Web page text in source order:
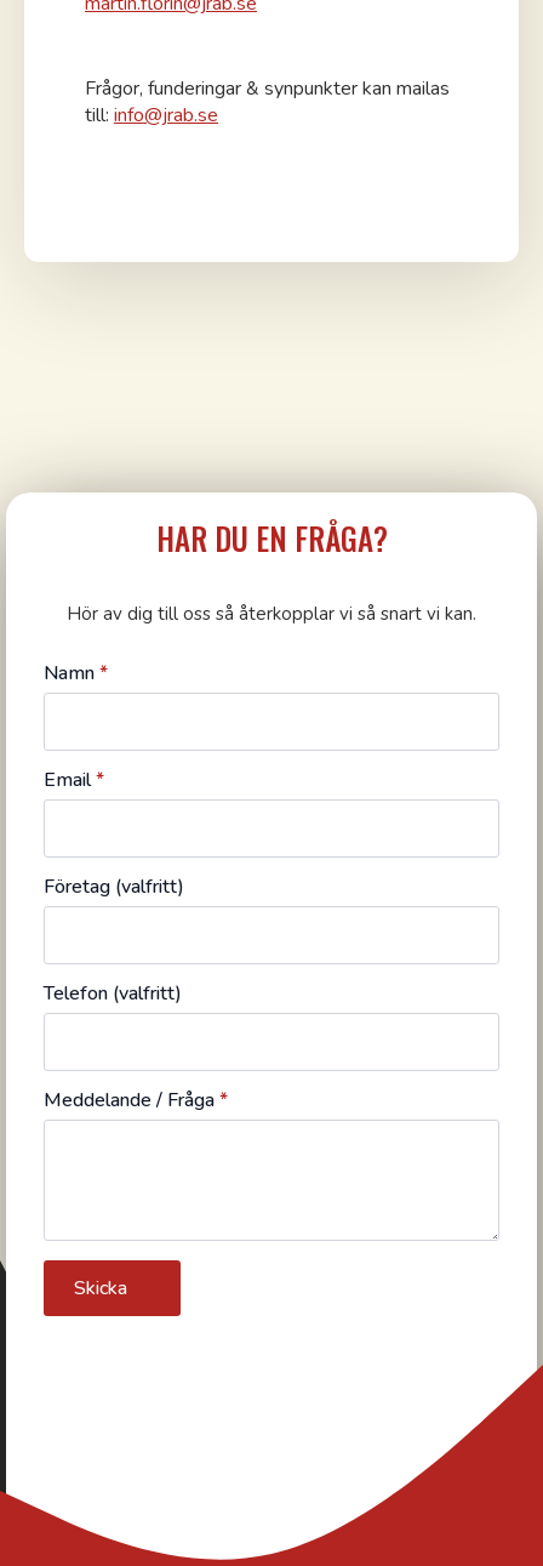
Frågor, funderingar & synpunkter kan mailas
till: info@jrab.se
HAR DU EN FRÅGA?
Hör av dig till oss så återkopplar vi så snart vi kan.
Namn*
Email*
Företag (valfritt)
Telefon (valfritt)
Meddelande / Fråga*
Skicka